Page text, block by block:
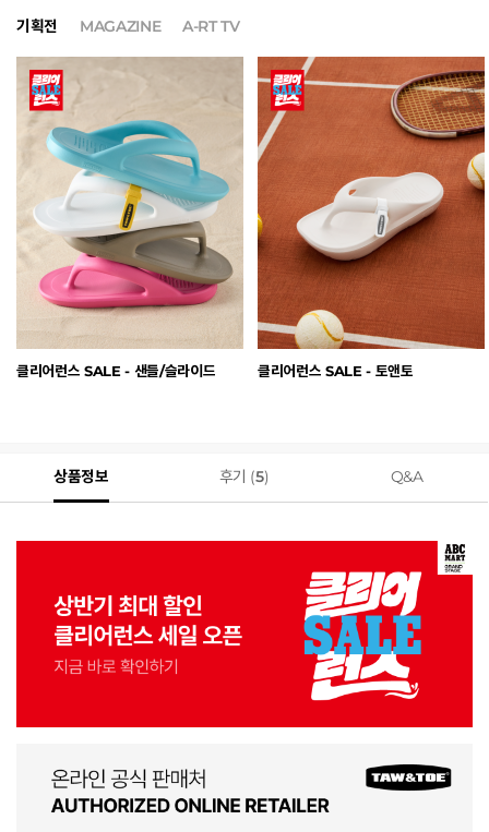
기획전 MAGAZINE A-RT TV
클리어런스 SALE - 샌들/슬라이드 클리어런스 SALE - 토앤토
상품정보 후기 (5) Q&A